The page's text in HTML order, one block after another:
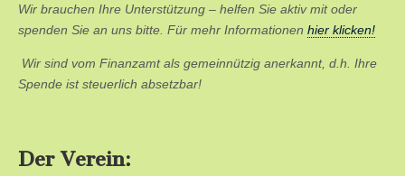
Wir brauchen Ihre Unterstützung – helfen Sie aktiv mit oder
spenden Sie an uns bitte. Für mehr Informationen hier klicken!
Wir sind vom Finanzamt als gemeinnützig anerkannt, d.h. Ihre
Spende ist steuerlich absetzbar!
Der Verein: